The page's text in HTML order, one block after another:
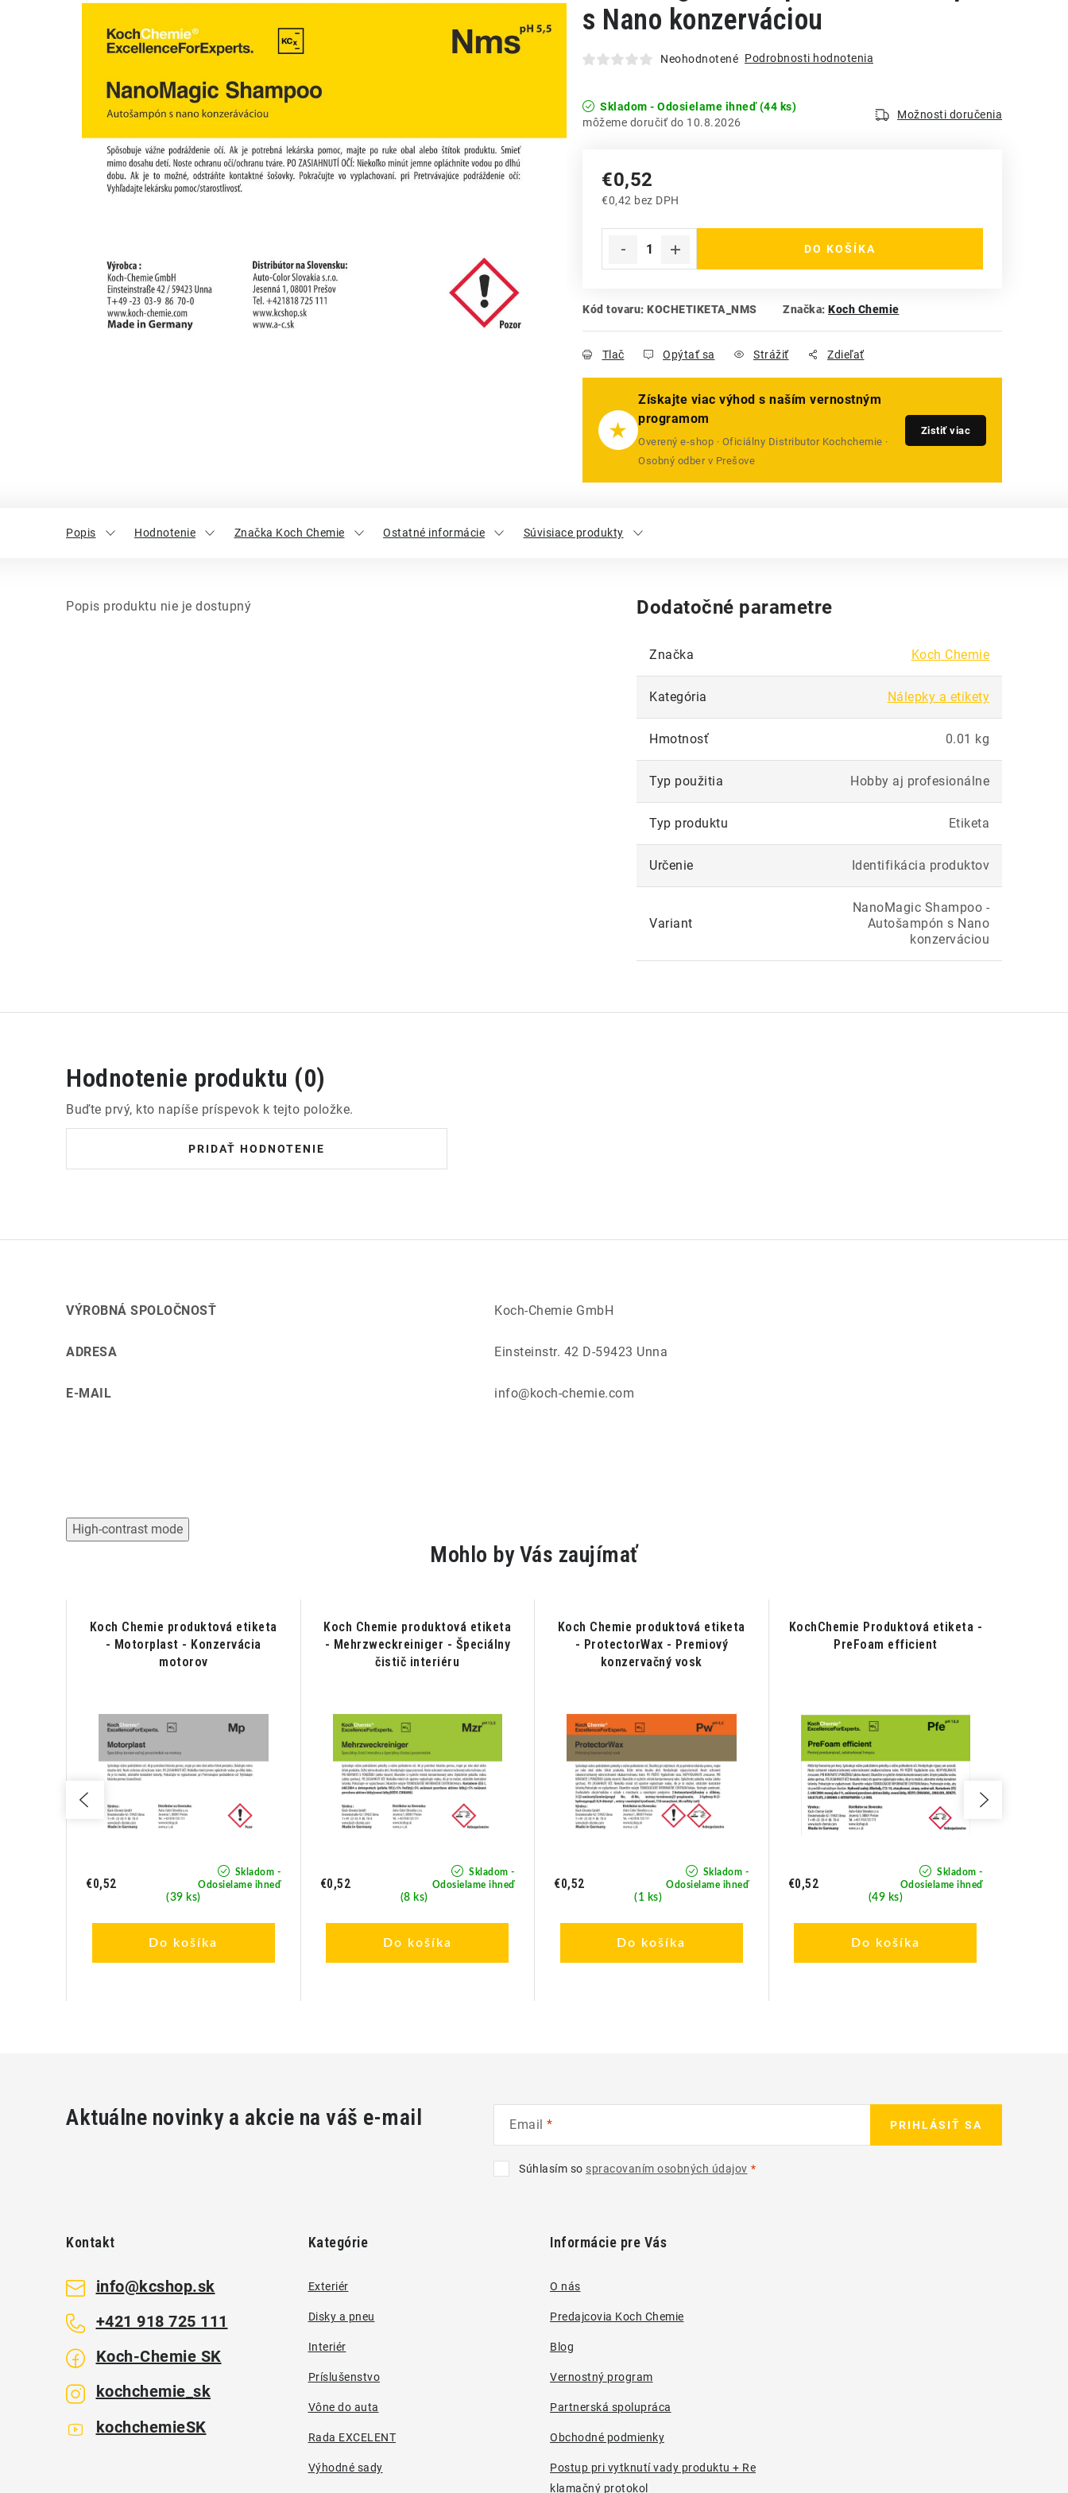
s Nano konzerváciou
Neohodnotené Podrobnosti hodnotenia
Skladom - Odosielame ihneď(44 ks)
10.8.2026
Možnosti doručenia
€0,52
€0,42 bez DPH
DO KOŠÍKA
Kód tovaru: KOCHETIKETA_NMS Značka: Koch Chemie
Tlač Opýtať sa Strážiť Zdieľať
★
Získajte viac výhod s naším vernostným
programom
Overený e-shop · Oficiálny Distributor Kochchemie ·
Osobný odber v Prešove
Zistiť viac
Popis Hodnotenie Značka Koch Chemie Ostatné informácie Súvisiace produkty
Popis produktu nie je dostupný Dodatočné parametre
Značka Koch Chemie
Kategória Nálepky a etikety
Hmotnosť 0.01 kg
Typ použitia Hobby aj profesionálne
Typ produktu Etiketa
Určenie Identifikácia produktov
Variant
NanoMagic Shampoo -
Autošampón s Nano
konzerváciou
Hodnotenie produktu (0)
Buďte prvý, kto napíše príspevok k tejto položke.
PRIDAŤ HODNOTENIE
VÝROBNÁ SPOLOČNOSŤ Koch‑Chemie GmbH
ADRESA Einsteinstr. 42 D-59423 Unna
E-MAIL info@koch-chemie.com
High-contrast mode
Mohlo by Vás zaujímať
Koch Chemie produktová etiketa
- Motorplast - Konzervácia
motorov
Skladom -
Odosielame ihneď
(39 ks)
€0,52
Do košíka
Koch Chemie produktová etiketa
- Mehrzweckreiniger - Špeciálny
čistič interiéru
Skladom -
Odosielame ihneď
(8 ks)
€0,52
Do košíka
Koch Chemie produktová etiketa
- ProtectorWax - Premiový
konzervačný vosk
Skladom -
Odosielame ihneď
(1 ks)
€0,52
Do košíka
KochChemie Produktová etiketa -
PreFoam efficient
Skladom -
Odosielame ihneď
(49 ks)
€0,52
Do košíka
Aktuálne novinky a akcie na váš e-mail Email
Súhlasím so spracovaním osobných údajov
PRIHLÁSIŤ SA
Kontakt
info@kcshop.sk
+421 918 725 111
Koch-Chemie SK
kochchemie_sk
kochchemieSK
Kategórie
Exteriér
Disky a pneu
Interiér
Príslušenstvo
Vône do auta
Rada EXCELENT
Výhodné sady
Informácie pre Vás
O nás
Predajcovia Koch Chemie
Blog
Vernostný program
Partnerská spolupráca
Obchodné podmienky
Postup pri vytknutí vady produktu + Re
klamačný protokol